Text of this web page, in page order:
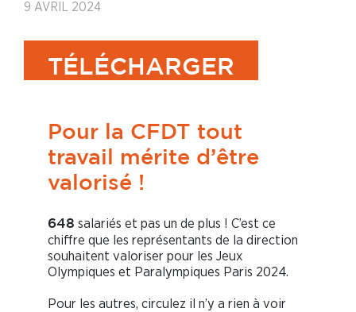
9 AVRIL 2024
TÉLÉCHARGER
Pour la CFDT tout
travail mérite d’être
valorisé !
648 salariés et pas un de plus ! C’est ce
chiffre que les représentants de la direction
souhaitent valoriser pour les Jeux
Olympiques et Paralympiques Paris 2024.
Pour les autres, circulez il n’y a rien à voir